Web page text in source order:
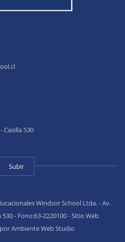
Casilla 530
Subir
Windsor School Ltda. - Av.
530 - Fono:63-2220100 - Sitio Web
Ambiente Web Studio